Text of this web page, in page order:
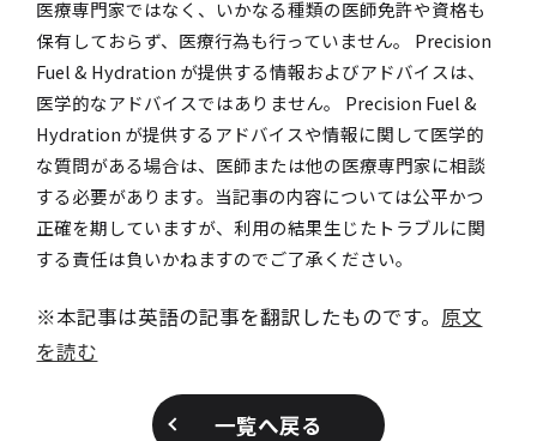
医療専門家ではなく、いかなる種類の医師免許や資格も
保有しておらず、医療行為も行っていません。 Precision
Fuel & Hydration が提供する情報およびアドバイスは、
医学的なアドバイスではありません。 Precision Fuel &
Hydration が提供するアドバイスや情報に関して医学的
な質問がある場合は、医師または他の医療専門家に相談
する必要があります。当記事の内容については公平かつ
正確を期していますが、利用の結果生じたトラブルに関
する責任は負いかねますのでご了承ください。
※本記事は英語の記事を翻訳したものです。 原文
を読む
一覧へ戻る